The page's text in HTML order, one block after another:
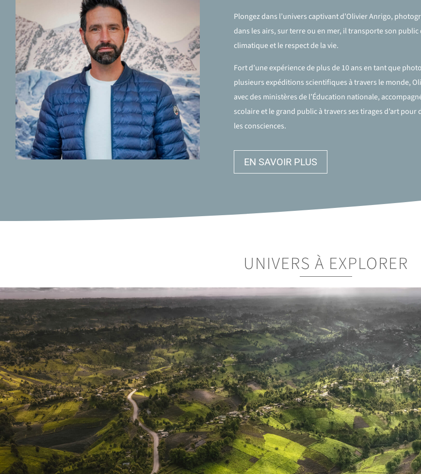
Plongez dans l’univers captivant d’Olivier Anrigo,
dans les airs, sur terre ou en mer, il transporte son
climatique et le respect de la vie.
Fort d’une expérience de plus de 10 ans en tant que
plusieurs expéditions scientifiques à travers le monde,
avec des ministères de l’Éducation nationale,
scolaire et le grand public à travers ses tirages d’art
les consciences.
EN SAVOIR PLUS
UNIVERS À EXPLORER